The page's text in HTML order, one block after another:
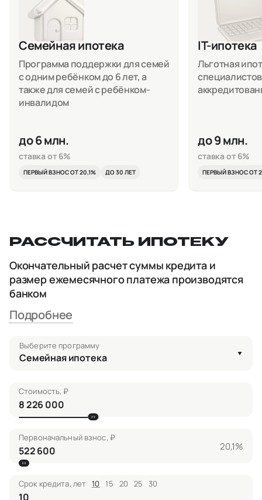
Семейная ипотека
Программа поддержки для семей
с одним ребёнком до 6 лет, а
также для семей с ребёнком-
инвалидом
до 6 млн.
ставка от 6%
ПЕРВЫЙ ВЗНОС ОТ 20,1% ДО 30 ЛЕТ
IT-ипотека
Льготная
до 9 млн.
ставка от 6%
ПЕРВЫЙ ВЗНОС ОТ
РАССЧИТАТЬ ИПОТЕКУ
Окончательный расчет суммы кредита и
размер ежемесячного платежа производятся
банком
Подробнее
Выберите программу
Семейная ипотека
Стоимость, ₽
Первоначальный взнос, ₽
20,1%
Срок кредита, лет 10 15 20 25 30